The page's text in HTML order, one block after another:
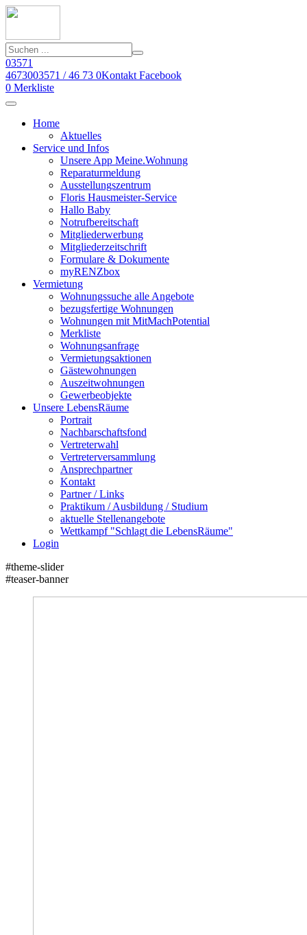
03571
4673003571 / 46 73 0Kontakt Facebook
0 Merkliste
Home
Aktuelles
Service und Infos
Unsere App Meine.Wohnung
Reparaturmeldung
Ausstellungszentrum
Floris Hausmeister-Service
Hallo Baby
Notrufbereitschaft
Mitgliederwerbung
Mitgliederzeitschrift
Formulare & Dokumente
myRENZbox
Vermietung
Wohnungssuche alle Angebote
bezugsfertige Wohnungen
Wohnungen mit MitMachPotential
Merkliste
Wohnungsanfrage
Vermietungsaktionen
Gästewohnungen
Auszeitwohnungen
Gewerbeobjekte
Unsere LebensRäume
Portrait
Nachbarschaftsfond
Vertreterwahl
Vertreterversammlung
Ansprechpartner
Kontakt
Partner / Links
Praktikum / Ausbildung / Studium
aktuelle Stellenangebote
Wettkampf "Schlagt die LebensRäume"
Login
#theme-slider
#teaser-banner